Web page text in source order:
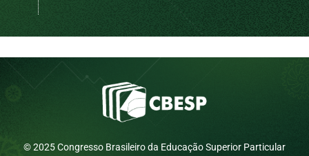
© 2025 Congresso Brasileiro da Educação Superior Particular